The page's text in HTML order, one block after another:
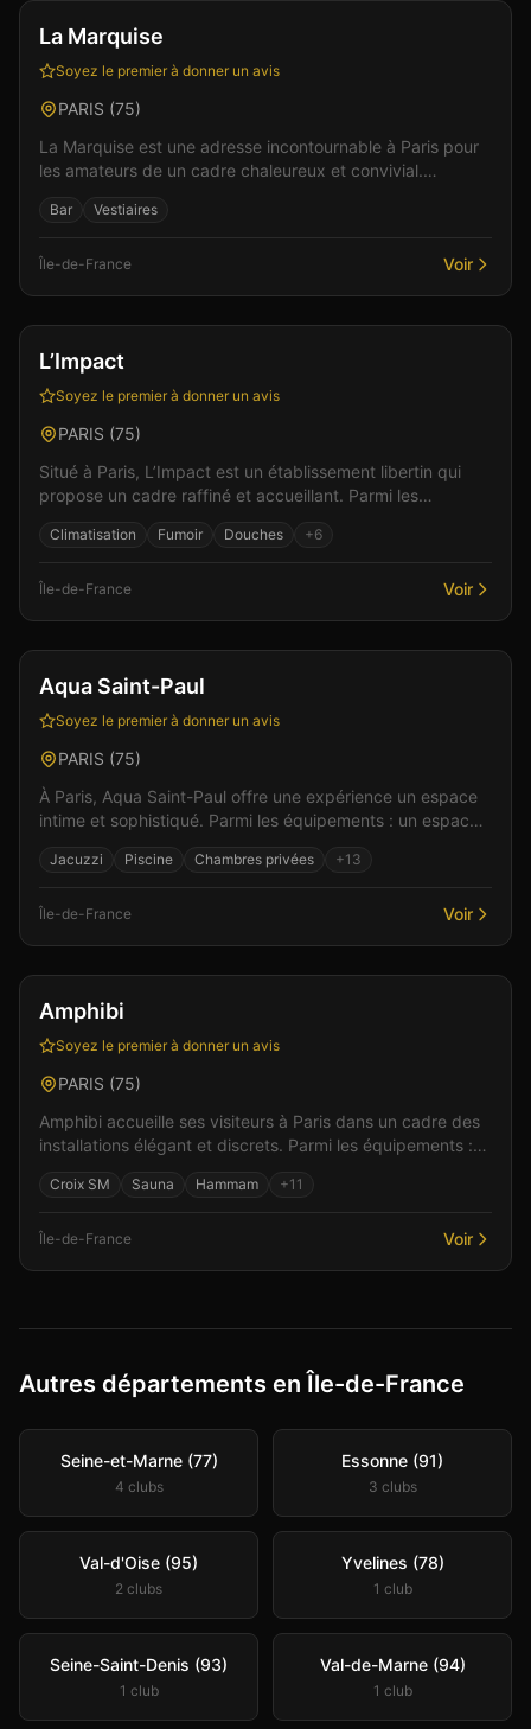
La Marquise
Soyez le premier à donner un avis
PARIS (75)
La Marquise est une adresse incontournable à Paris pour
les amateurs de un cadre chaleureux et convivial.
Bar Vestiaires
Île-de-France Voir
Bar Gay friendly +2
L’Impact
Soyez le premier à donner un avis
PARIS (75)
Situé à Paris, L’Impact est un établissement libertin qui
propose un cadre raffiné et accueillant. Parmi les
Climatisation Fumoir Douches +6
Île-de-France Voir
Bar Discothèque +6
Aqua Saint-Paul
Soyez le premier à donner un avis
PARIS (75)
À Paris, Aqua Saint-Paul offre une expérience un espace
intime et sophistiqué. Parmi les équipements : un espace
Jacuzzi Piscine Chambres privées +13
Île-de-France Voir
Bar Gay friendly +4
Amphibi
Soyez le premier à donner un avis
PARIS (75)
Amphibi accueille ses visiteurs à Paris dans un cadre des
installations élégant et discrets. Parmi les équipements :
Croix SM Sauna Hammam +11
Île-de-France Voir
Autres départements en Île-de-France
Seine-et-Marne (77)
4 clubs
Essonne (91)
3 clubs
Val-d'Oise (95)
2 clubs
Yvelines (78)
1 club
Seine-Saint-Denis (93)
1 club
Val-de-Marne (94)
1 club